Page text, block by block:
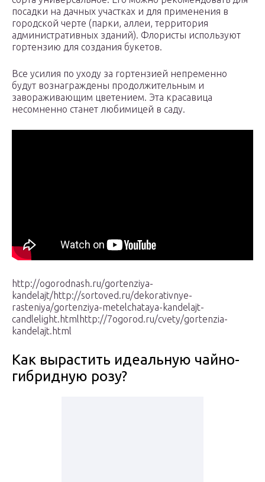
посадки на дачных участках и для применения в
городской черте (парки, аллеи, территория
административных зданий). Флористы используют
гортензию для создания букетов.
Все усилия по уходу за гортензией непременно
будут вознаграждены продолжительным и
завораживающим цветением. Эта красавица
несомненно станет любимицей в саду.
http://ogorodnash.ru/gortenziya-
kandelajt/http://sortoved.ru/dekorativnye-
rasteniya/gortenziya-metelchataya-kandelajt-
candlelight.htmlhttp://7ogorod.ru/cvety/gortenzia-
kandelajt.html
Как вырастить идеальную чайно-
гибридную розу?